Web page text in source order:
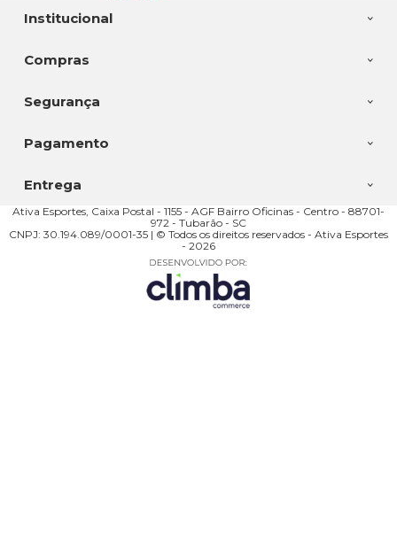
Institucional
Compras
Segurança
Pagamento
Entrega
Ativa Esportes, Caixa Postal - 1155 - AGF Bairro Oficinas - Centro - 88701-
972 - Tubarão - SC
CNPJ: 30.194.089/0001-35 | © Todos os direitos reservados - Ativa Esportes
- 2026